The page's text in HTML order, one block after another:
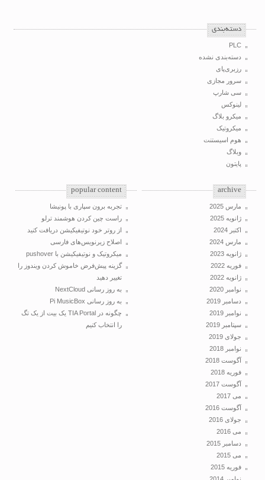
‌دسته‌بندی
PLC
دسته‌بندی نشده
رزبری‌پای
سرور مجازی
سی شارپ
لینوکس
میکرو بلاگ
میکروتیک
هوم اسیستنت
وبلاگ
پایتون
archive
مارس 2025
ژانویه 2025
اکتبر 2024
مارس 2024
ژانویه 2023
فوریه 2022
ژانویه 2022
نوامبر 2020
دسامبر 2019
نوامبر 2019
سپتامبر 2019
جولای 2019
نوامبر 2018
آگوست 2018
فوریه 2018
آگوست 2017
آگوست 2016
جولای 2016
دسامبر 2015
فوریه 2015
popular content
تجربه برون سپاری با پونیشا
راست چین کردن هوشمند ترلو
از روتر خود نوتیفیکیشن دریافت کنید
اصلاح زیرنویس‌های فارسی
میکروتیک و نوتیفیکیشن با pushover
گزینه پیش‌فرض خاموش کردن ویندوز را
تغییر دهید
به روز رسانی NextCloud
به روز رسانی Pi MusicBox
چگونه در TIA Portal یک بیت از یک تگ
را انتخاب کنیم